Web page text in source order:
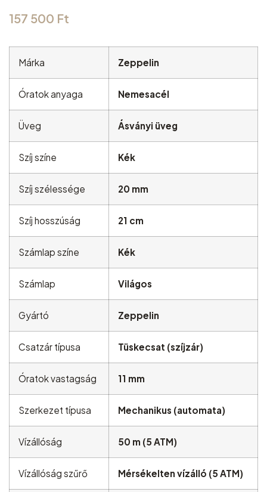
157 500 Ft
Márka Zeppelin
Óratok anyaga Nemesacél
Üveg Ásványi üveg
Szíj színe Kék
Szíj szélessége 20 mm
Szíj hosszúság 21 cm
Számlap színe Kék
Számlap Világos
Gyártó Zeppelin
Csatzár típusa Tüskecsat (szíjzár)
Óratok vastagság 11 mm
Szerkezet típusa Mechanikus (automata)
Vízállóság 50 m (5 ATM)
Vízállóság szűrő Mérsékelten vízálló (5 ATM)